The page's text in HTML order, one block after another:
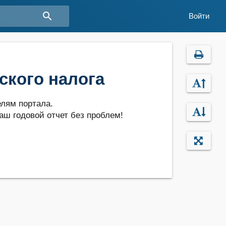
search Войти
налога
портала.
годовой отчет без проблем!